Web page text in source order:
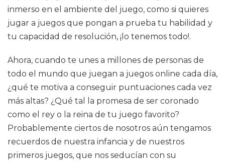
inmerso en el ambiente del juego, como si quieres
jugar a juegos que pongan a prueba tu habilidad y
tu capacidad de resolución, ¡lo tenemos todo!.
Ahora, cuando te unes a millones de personas de
todo el mundo que juegan a juegos online cada día,
¿qué te motiva a conseguir puntuaciones cada vez
más altas? ¿Qué tal la promesa de ser coronado
como el rey o la reina de tu juego favorito?
Probablemente ciertos de nosotros aún tengamos
recuerdos de nuestra infancia y de nuestros
primeros juegos, que nos seducían con su